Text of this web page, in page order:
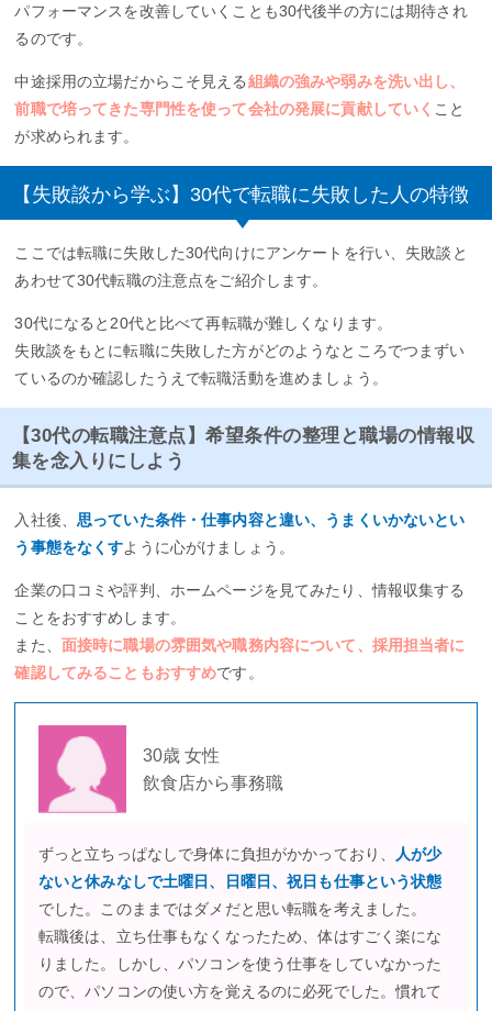
パフォーマンスを改善していくことも30代後半の方には期待され
るのです。
中途採用の立場だからこそ見える組織の強みや弱みを洗い出し、
前職で培ってきた専門性を使って会社の発展に貢献していく こと
が求められます。
【失敗談から学ぶ】30代で転職に失敗した人の特徴
ここでは転職に失敗した30代向けにアンケートを行い、失敗談と
あわせて30代転職の注意点をご紹介します。
30代になると20代と比べて再転職が難しくなります。
失敗談をもとに転職に失敗した方がどのようなところでつまずい
ているのか確認したうえで転職活動を進めましょう。
【30代の転職注意点】希望条件の整理と職場の情報収
集を念入りにしよう
入社後、思っていた条件・仕事内容と違い、うまくいかないとい
う事態をなくすように心がけましょう。
企業の口コミや評判、ホームページを見てみたり、情報収集する
ことをおすすめします。
また、 面接時に職場の雰囲気や職務内容について、採用担当者に
確認してみることもおすすめです。
30歳 女性
飲食店から事務職
ずっと立ちっぱなしで身体に負担がかかっており、 人が少
ないと休みなしで土曜日、日曜日、祝日も仕事という状態
でした。このままではダメだと思い転職を考えました。
転職後は、立ち仕事もなくなったため、体はすごく楽にな
りました。しかし、パソコンを使う仕事をしていなかった
ので、パソコンの使い方を覚えるのに必死でした。慣れて